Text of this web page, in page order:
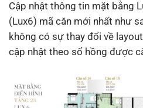
Cập nhật thông tin mặt bằng
(Lux6) mã căn mới nhất như
không có sự thay đổi về
cập nhật theo sổ hồng được